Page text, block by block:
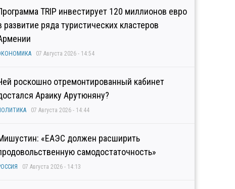
TRIP инвестирует 120 миллионов евро
развитие ряда туристических кластеров
07 Августа 2026 - 14:54
роскошно отремонтированный кабинет
Араику Арутюняну?
07 Августа 2026 - 14:44
«ЕАЭС должен расширить
самодостаточность»
07 Августа 2026 - 14:13